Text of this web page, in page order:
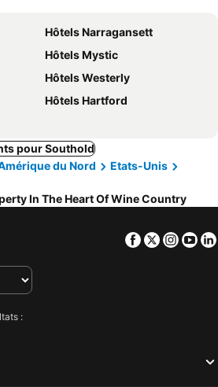
Hôtels Narragansett
Hôtels Mystic
Hôtels Westerly
Hôtels Hartford
pour Southold
du Nord
Etats-Unis
In The Heart Of Wine Country
Facebook
Twitter
: